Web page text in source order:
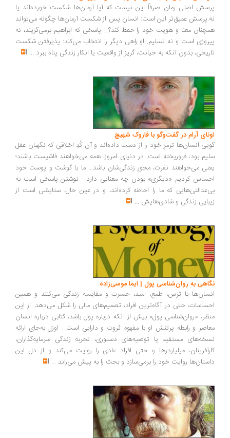
اصلی رمان صرفاً این نیست که آیا آرمان‌ها شکست خورده‌اند یا
عمیق‌تر این است: انسان پس از شکست آرمان‌ها چگونه می‌تواند
معنا و هویت خود را حفظ کند؟... پاسخی که ابراهیم برمی‌گزیند، نه
است و نه تسلیم. او راهی دیگر را انتخاب می‌کند: پذیرفتن شکست
بدون آنکه به خیانت، گریز از واقعیت یا انکار زندگی پناه ببرد...
آرام در گفت‌وگو با فاروک شهیچ‭
انسان‌ها ترمزِ خود را از دست داده‌اند و آن کُدِ اخلاقی که نگهبان عقل
بود، فروریخته است. در دنیای امروز، همه می‌خواهند فاشیست باشند؛
می‌خواهند نفرت، محورِ زندگی‌شان باشد... ما با گوشت و پوست خود
کردیم «دیگری» بودن چه معنایی دارد... نوشتن پاسخی است به
که ما را احاطه کرده‌اند، و در عین حال، ستایشی است از
زندگی و شادی‌هایش...
به روان‌شناسی پول | ایما موسی‌زاده
با ترس، طمع، امید، حسرت و مقایسه زندگی می‌کنند و همین
حتی در آگاه‌ترین افراد، تصمیم‌های مالی را شکل می‌دهد. از این
«روان‌شناسی پول» بیش از آنکه درباره پول باشد، کتابی درباره انسان
و رابطه پرتنش او با مفهوم ثروت و دارایی است... اوزل به‌جای ارائه
مستقیم یا توصیه‌های دستوری، تجربه زندگی سرمایه‌گذاران،
میلیاردرها و حتی افراد عادی را روایت می‌کند و از دل این
روایت خود را برمی‌سازد و بحث را به پیش می‌راند ...